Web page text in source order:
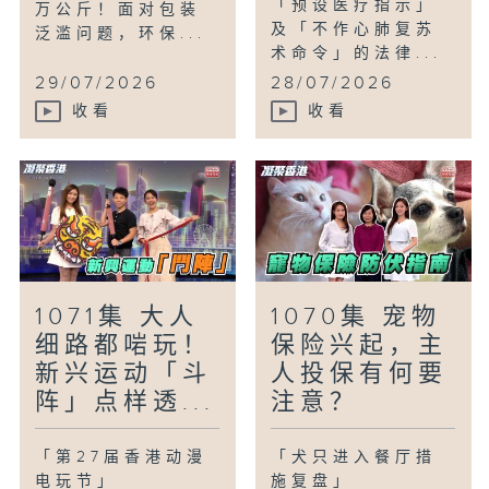
万公斤！面对包装
泛滥问题，环保...
29/07/2026
收看
「预设医疗指示」
及「不作心肺复苏
术命令」的法律...
28/07/2026
收看
1071集 大人
细路都啱玩！
新兴运动「斗
阵」点样透...
「第27届香港动漫
电玩节」
1070集 宠物
保险兴起，主
人投保有何要
注意？
「犬只进入餐厅措
施复盘」